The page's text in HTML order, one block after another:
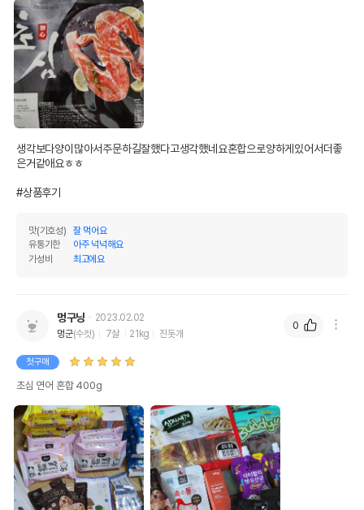
생각보다양이많아서주문하길잘했다고생각했네요혼합으로양하게있어서더좋
은거같애요ㅎㅎ
#상품후기
맛(기호성)
잘 먹어요
유통기한
아주 넉넉해요
가성비
최고에요
멍구닝
2023.02.02
멍군(수컷) 7살 21kg 진돗개
첫구매
초심 연어 혼합 400g
0